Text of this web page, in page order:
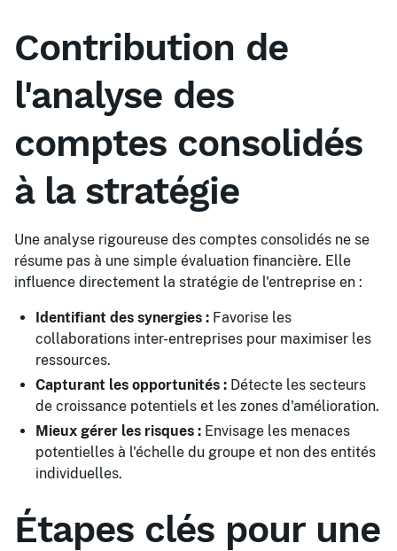
Contribution de
l'analyse des
comptes consolidés
à la stratégie
Une analyse rigoureuse des comptes consolidés ne se
résume pas à une simple évaluation financière. Elle
influence directement la stratégie de l'entreprise en :
Identifiant des synergies : Favorise les
collaborations inter-entreprises pour maximiser les
ressources.
Capturant les opportunités : Détecte les secteurs
de croissance potentiels et les zones d'amélioration.
Mieux gérer les risques : Envisage les menaces
potentielles à l'échelle du groupe et non des entités
individuelles.
Étapes clés pour une